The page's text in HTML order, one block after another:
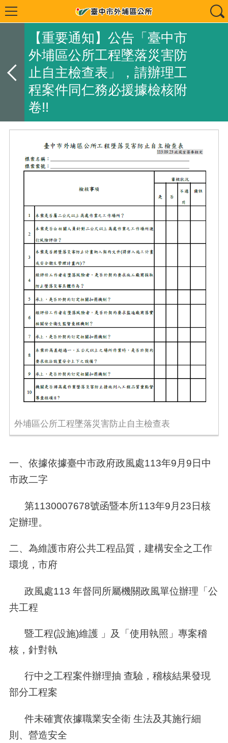
【重要通知】公告「臺中市
外埔區公所工程墜落災害防
止自主檢查表」，請辦理工
程案件同仁務必援據檢核附
卷!!
外埔區公所工程墜落災害防止自主檢查表
一、依據依據臺中市政府政風處113年9月9日中
市政二字
第1130007678號函暨本所113年9月23日核
定辦理。
二、為維護市府公共工程品質，建構安全之工作
環境，市府
政風處113 年督同所屬機關政風單位辦理「公
共工程
暨工程(設施)維護 」及「使用執照」專案稽
核，針對執
行中之工程案件辦理抽 查驗，稽核結果發現
部分工程案
件未確實依據職業安全衛 生法及其施行細
則、營造安全